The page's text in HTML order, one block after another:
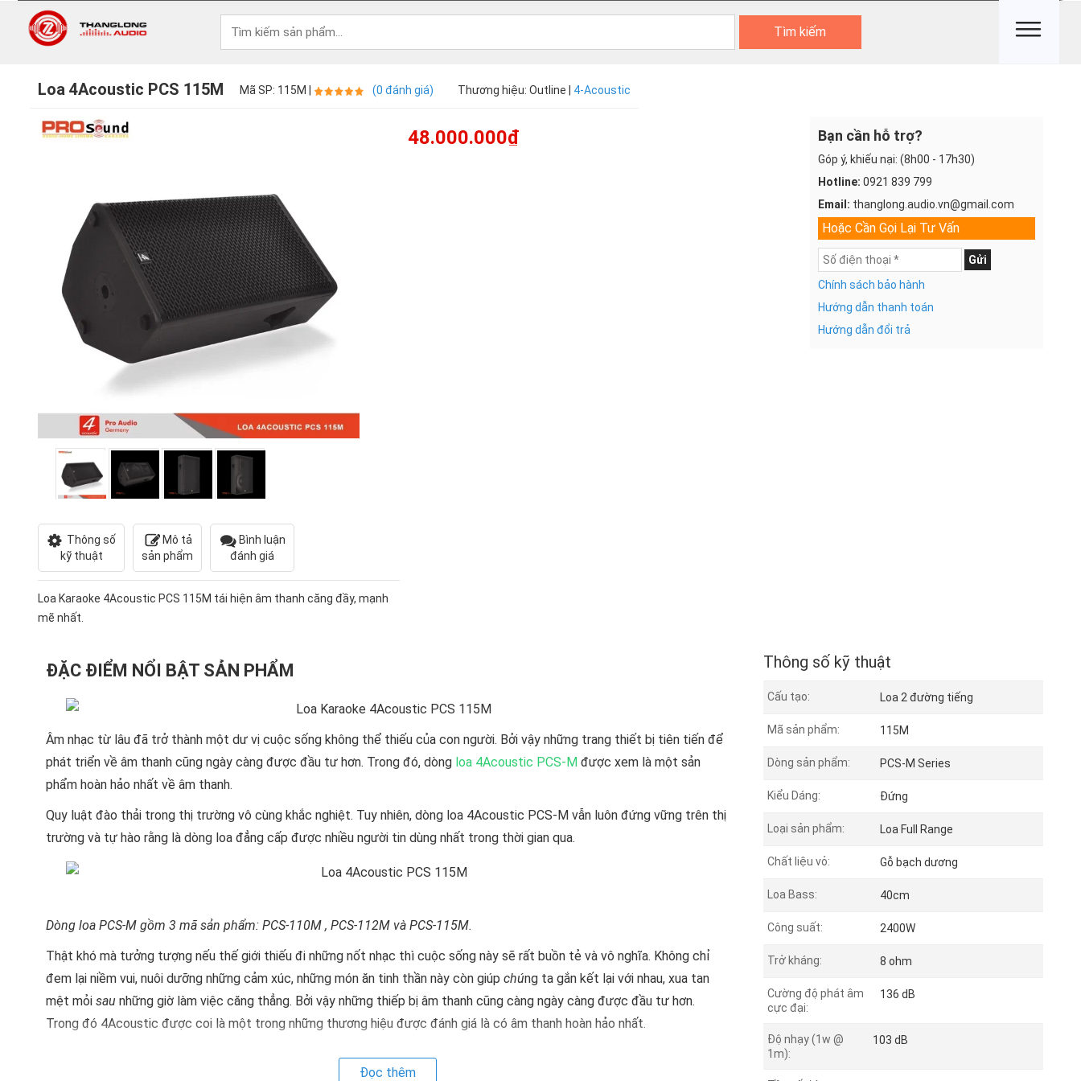
Tìm kiếm
Loa 4Acoustic PCS 115M Mã SP: 115M | (0 đánh giá) Thương hiệu: Outline | 4-Acoustic
Thông số
kỹ thuật
Mô tả
sản phẩm
Bình luận
đánh giá
Loa Karaoke 4Acoustic PCS 115M tái hiện âm thanh căng đầy, mạnh
mẽ nhất.
48.000.000₫ Bạn cần hỗ trợ?
Góp ý, khiếu nại: (8h00 - 17h30)
Hotline: 0921 839 799
Email: thanglong.audio.vn@gmail.com
Hoặc Cần Gọi Lại Tư Vấn
Gửi
Chính sách bảo hành
Hướng dẫn thanh toán
Hướng dẫn đổi trả
ĐẶC ĐIỂM NỔI BẬT SẢN PHẨM
Âm nhạc từ lâu đã trở thành một dư vị cuộc sống không thể thiếu của con người. Bởi vậy những trang thiết bị tiên tiến để
phát triển về âm thanh cũng ngày càng được đầu tư hơn. Trong đó, dòng loa 4Acoustic PCS-M được xem là một sản
phẩm hoàn hảo nhất về âm thanh.
Quy luật đào thải trong thị trường vô cùng khắc nghiệt. Tuy nhiên, dòng loa 4Acoustic PCS-M vẫn luôn đứng vững trên thị
trường và tự hào rằng là dòng loa đẳng cấp được nhiều người tin dùng nhất trong thời gian qua.
Dòng loa PCS-M gồm 3 mã sản phẩm: PCS-110M , PCS-112M và PCS-115M.
Thật khó mà tưởng tượng nếu thế giới thiếu đi những nốt nhạc thì cuộc sống này sẽ rất buồn tẻ và vô nghĩa. Không chỉ
đem lại niềm vui, nuôi dưỡng những cảm xúc, những món ăn tinh thần này còn giúp chúng ta gắn kết lại với nhau, xua tan
mệt mỏi sau những giờ làm việc căng thẳng. Bởi vậy những thiếp bị âm thanh cũng càng ngày càng được đầu tư hơn.
Trong đó 4Acoustic được coi là một trong những thương hiệu được đánh giá là có âm thanh hoàn hảo nhất.
Đọc thêm
Thông số kỹ thuật
Cấu tạo: Loa 2 đường tiếng
Mã sản phẩm: 115M
Dòng sản phẩm: PCS-M Series
Kiểu Dáng: Đứng
Loại sản phẩm: Loa Full Range
Chất liệu vỏ: Gỗ bạch dương
Loa Bass: 40cm
Công suất: 2400W
Trở kháng: 8 ohm
Cường độ phát âm
cực đại:
136 dB
Độ nhạy (1w @
1m):
103 dB